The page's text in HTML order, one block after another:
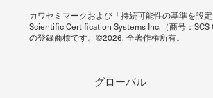
カワセミマークおよび「持続可能性の基準を設定
Scientific Certification Systems Inc.（商号：SCS
の登録商標です。©2026. 全著作権所有。
グローバル